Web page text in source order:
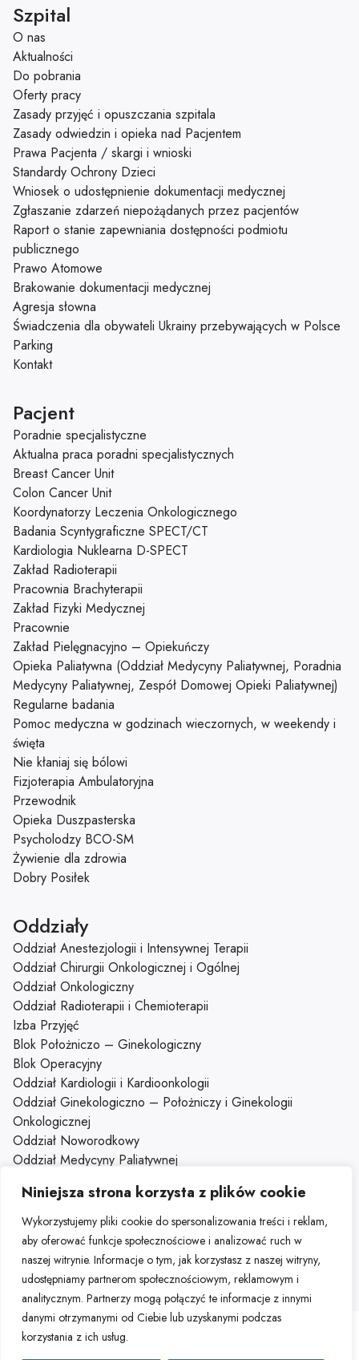
Niniejsza strona korzysta z plików cookie
Wykorzystujemy pliki cookie do spersonalizowania treści i reklam,
aby oferować funkcje społecznościowe i analizować ruch w
naszej witrynie. Informacje o tym, jak korzystasz z naszej witryny,
udostępniamy partnerom społecznościowym, reklamowym i
analitycznym. Partnerzy mogą połączyć te informacje z innymi
danymi otrzymanymi od Ciebie lub uzyskanymi podczas
korzystania z ich usług.
Szpital
O nas
Aktualności
Do pobrania
Oferty pracy
Zasady przyjęć i opuszczania szpitala
Zasady odwiedzin i opieka nad Pacjentem
Prawa Pacjenta / skargi i wnioski
Standardy Ochrony Dzieci
Wniosek o udostępnienie dokumentacji medycznej
Zgłaszanie zdarzeń niepożądanych przez pacjentów
Raport o stanie zapewniania dostępności podmiotu
publicznego
Prawo Atomowe
Brakowanie dokumentacji medycznej
Agresja słowna
Świadczenia dla obywateli Ukrainy przebywających w Polsce
Parking
Kontakt
Pacjent
Poradnie specjalistyczne
Aktualna praca poradni specjalistycznych
Breast Cancer Unit
Colon Cancer Unit
Koordynatorzy Leczenia Onkologicznego
Badania Scyntygraficzne SPECT/CT
Kardiologia Nuklearna D-SPECT
Zakład Radioterapii
Pracownia Brachyterapii
Zakład Fizyki Medycznej
Pracownie
Zakład Pielęgnacyjno – Opiekuńczy
Opieka Paliatywna (Oddział Medycyny Paliatywnej, Poradnia
Medycyny Paliatywnej, Zespół Domowej Opieki Paliatywnej)
Regularne badania
Pomoc medyczna w godzinach wieczornych, w weekendy i
święta
Nie kłaniaj się bólowi
Fizjoterapia Ambulatoryjna
Przewodnik
Opieka Duszpasterska
Psycholodzy BCO-SM
Żywienie dla zdrowia
Dobry Posiłek
Oddziały
Oddział Anestezjologii i Intensywnej Terapii
Oddział Chirurgii Onkologicznej i Ogólnej
Oddział Onkologiczny
Oddział Radioterapii i Chemioterapii
Izba Przyjęć
Blok Położniczo – Ginekologiczny
Blok Operacyjny
Oddział Kardiologii i Kardioonkologii
Oddział Ginekologiczno – Położniczy i Ginekologii
Onkologicznej
Oddział Noworodkowy
Oddział Medycyny Paliatywnej
Wewnętrznych
Oddział Dzienny Kliniki Onkologii
Klinika Onkologii
Mapa stronyDeklaracja dostępności
Portal pracowniczy